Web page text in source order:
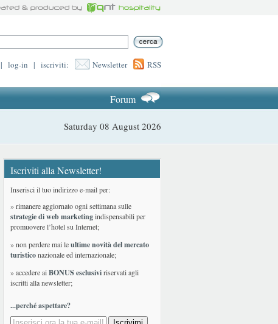
| log-in | iscriviti: Newsletter RSS
Forum
Saturday 08 August 2026
Iscriviti alla Newsletter!
Inserisci il tuo indirizzo e-mail per:
» rimanere aggiornato ogni settimana sulle
strategie di web marketingindispensabili per
promuovere l’hotel su Internet;
» non perdere mai leultime novità del mercato
turisticonazionale ed internazionale;
» accedere aiBONUS esclusiviriservati agli
iscritti alla newsletter;
...perché aspettare?